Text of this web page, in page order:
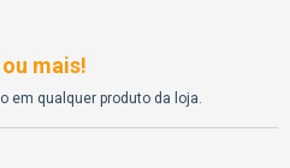
mais!
em qualquer produto da loja.